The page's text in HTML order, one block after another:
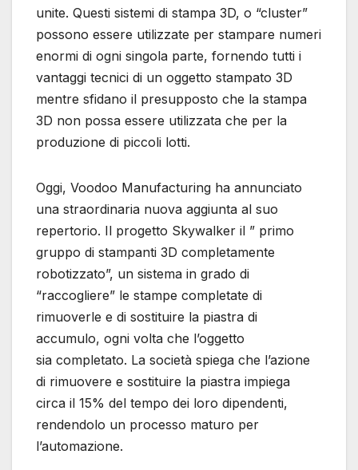
unite. Questi sistemi di stampa 3D, o “cluster”
possono essere utilizzate per stampare numeri
enormi di ogni singola parte, fornendo tutti i
vantaggi tecnici di un oggetto stampato 3D
mentre sfidano il presupposto che la stampa
3D non possa essere utilizzata che per la
produzione di piccoli lotti.
Oggi, Voodoo Manufacturing ha annunciato
una straordinaria nuova aggiunta al suo
repertorio. Il progetto Skywalker il ” primo
gruppo di stampanti 3D completamente
robotizzato”, un sistema in grado di
“raccogliere” le stampe completate di
rimuoverle e di sostituire la piastra di
accumulo, ogni volta che l’oggetto
sia completato. La società spiega che l’azione
di rimuovere e sostituire la piastra impiega
circa il 15% del tempo dei loro dipendenti,
rendendolo un processo maturo per
l’automazione.